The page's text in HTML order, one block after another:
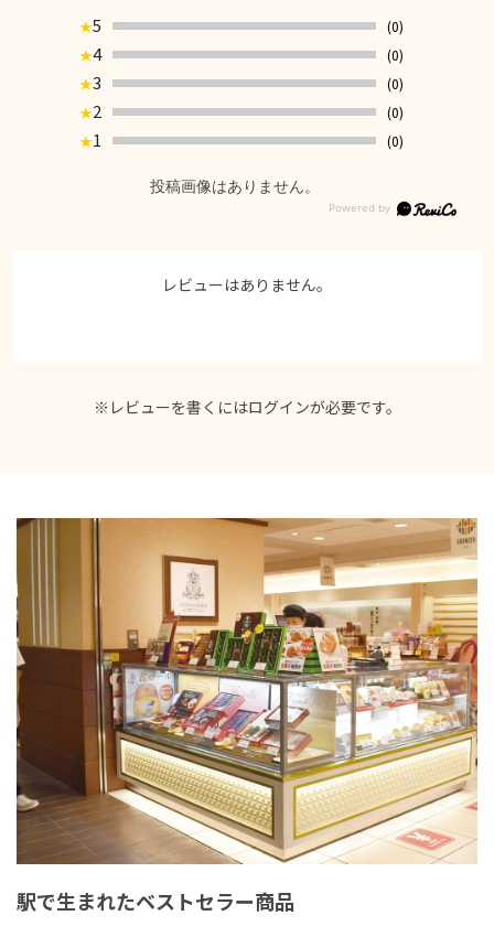
★5
(0)
★4
(0)
★3
(0)
★2
(0)
★1 (0)
投稿画像はありません。
レビューはありません。
※レビューを書くにはログインが必要です。
駅で生まれたベストセラー商品